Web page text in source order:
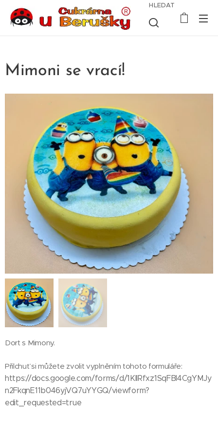
HLEDAT
Mimoni se vrací!
Dort s Mimony.
Přilchuť si můžete zvolit vyplněním tohoto formuláře:
https://docs.google.com/forms/d/1KIIRfxz1SqFBl4CgYMJy
n2FkqnE11b046yjVQ7uYYGQ/viewform?
edit_requested=true